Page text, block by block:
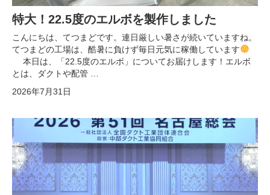
特大！22.5度のエルボを製作しました
こんにちは、てつまどです。連日厳しい暑さが続いていますね。
てつまどの工場は、酷暑に負けず毎日元気に稼働しています
本日は、「22.5度のエルボ」についてお届けします！エルボ
とは、ダクトや配管 …
2026年7月31日